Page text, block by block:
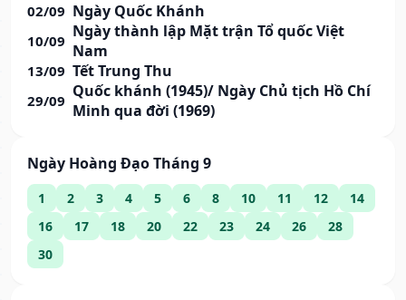
02/09 Ngày Quốc Khánh
10/09 Ngày thành lập Mặt trận Tổ quốc Việt
Nam
13/09 Tết Trung Thu
29/09 Quốc khánh (1945)/ Ngày Chủ tịch Hồ Chí
Minh qua đời (1969)
Ngày Hoàng Đạo Tháng 9
1 2 3 4 5 6 8 10 11 12
14
16
17 18 20 22 23 24 26
28
30